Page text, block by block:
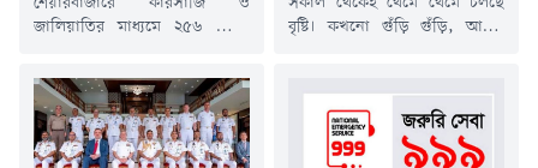
জালিয়াতির মাধ্যমে ২৫৬ কোটি
অভিযোগে করা মামলায় জাতীয়
ক্রিকেট দলের সাবেক অধিনায়ক ও
সাবেক সংসদ সদস্য সাকিব আল
হাসানসহ ১৫ জনের বিরুদ্ধে
বৃষ্টি। কখনো গুঁড়ি গুঁড়ি, আবার
কিংবা ভেজা পোশাকেই দীর্ঘ লাইনে
অপেক্ষা করেছেন দর্শনার্থীরা।
সাময়িক ভোগান্তি সত্ত্বেও জুলাই